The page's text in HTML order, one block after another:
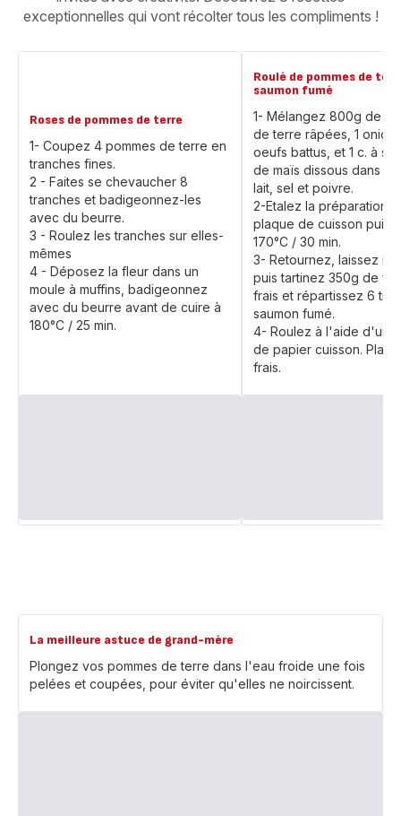
exceptionnelles qui vont récolter tous les compliments !
Roses de pommes de terre
1- Coupez 4 pommes de terre en
tranches fines.
2 - Faites se chevaucher 8
tranches et badigeonnez-les
avec du beurre.
3 - Roulez les tranches sur elles-
mêmes
4 - Déposez la fleur dans un
moule à muffins, badigeonnez
avec du beurre avant de cuire à
180°C / 25 min.
Roulé de pommes de
saumon fumé
1- Mélangez 800g de
de terre râpées, 1 onion
oeufs battus, et 1 c. à s.
de maïs dissous dans
lait, sel et poivre.
2-Etalez la préparation
plaque de cuisson puis
170°C / 30 min.
3- Retournez, laissez
puis tartinez 350g de
frais et répartissez 6
saumon fumé.
4- Roulez à l'aide d'une
de papier cuisson.
frais.
La meilleure astuce de grand-mère
Plongez vos pommes de terre dans l'eau froide une fois
pelées et coupées, pour éviter qu'elles ne noircissent.